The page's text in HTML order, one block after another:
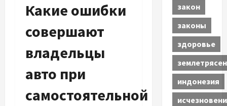
Какие ошибки
совершают
владельцы
авто при
самостоятельной
закон
законы
здоровье
индонезия